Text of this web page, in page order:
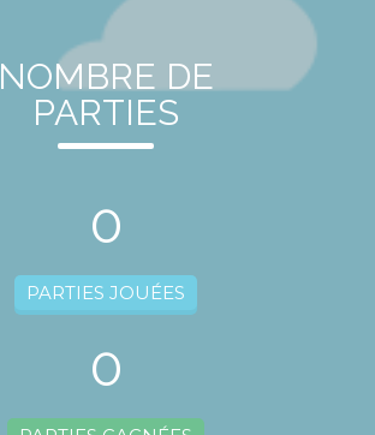
NOMBRE DE
PARTIES
0
PARTIES JOUÉES
0